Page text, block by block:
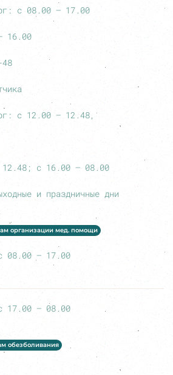
с 08.00 – 17.00
16.00
с 12.00 – 12.48,
12.48; с 16.00 – 08.00
и праздничные дни
организации мед. помощи
08.00 – 17.00
17.00 – 08.00
обезболивания